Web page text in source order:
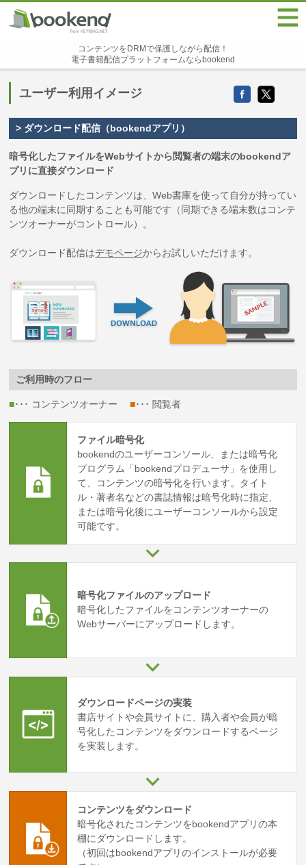
コンテンツをDRMで保護しながら配信！
電子書籍配信プラットフォームならbookend
ユーザー利用イメージ
> ダウンロード配信（bookendアプリ）
暗号化したファイルをWebサイトから閲覧者の端末のbookendア
プリに直接ダウンロード
ダウンロードしたコンテンツは、Web書庫を使って自分が持ってい
る他の端末に同期することも可能です（同期できる端末数はコンテ
ンツオーナーがコントロール）。
ダウンロード配信はデモページからお試しいただけます。
ご利用時のフロー
■･･･ コンテンツオーナー■･･･ 閲覧者
ファイル暗号化
bookendのユーザーコンソール、または暗号化
プログラム「bookendプロデューサ」を使用し
て、コンテンツの暗号化を行います。タイト
ル・著者名などの書誌情報は暗号化時に指定、
または暗号化後にユーザーコンソールから設定
可能です。
暗号化ファイルのアップロード
暗号化したファイルをコンテンツオーナーの
Webサーバーにアップロードします。
ダウンロードページの実装
書店サイトや会員サイトに、購入者や会員が暗
号化したコンテンツをダウンロードするページ
を実装します。
コンテンツをダウンロード
暗号化されたコンテンツをbookendアプリの本
棚にダウンロードします。
（初回はbookendアプリのインストールが必要